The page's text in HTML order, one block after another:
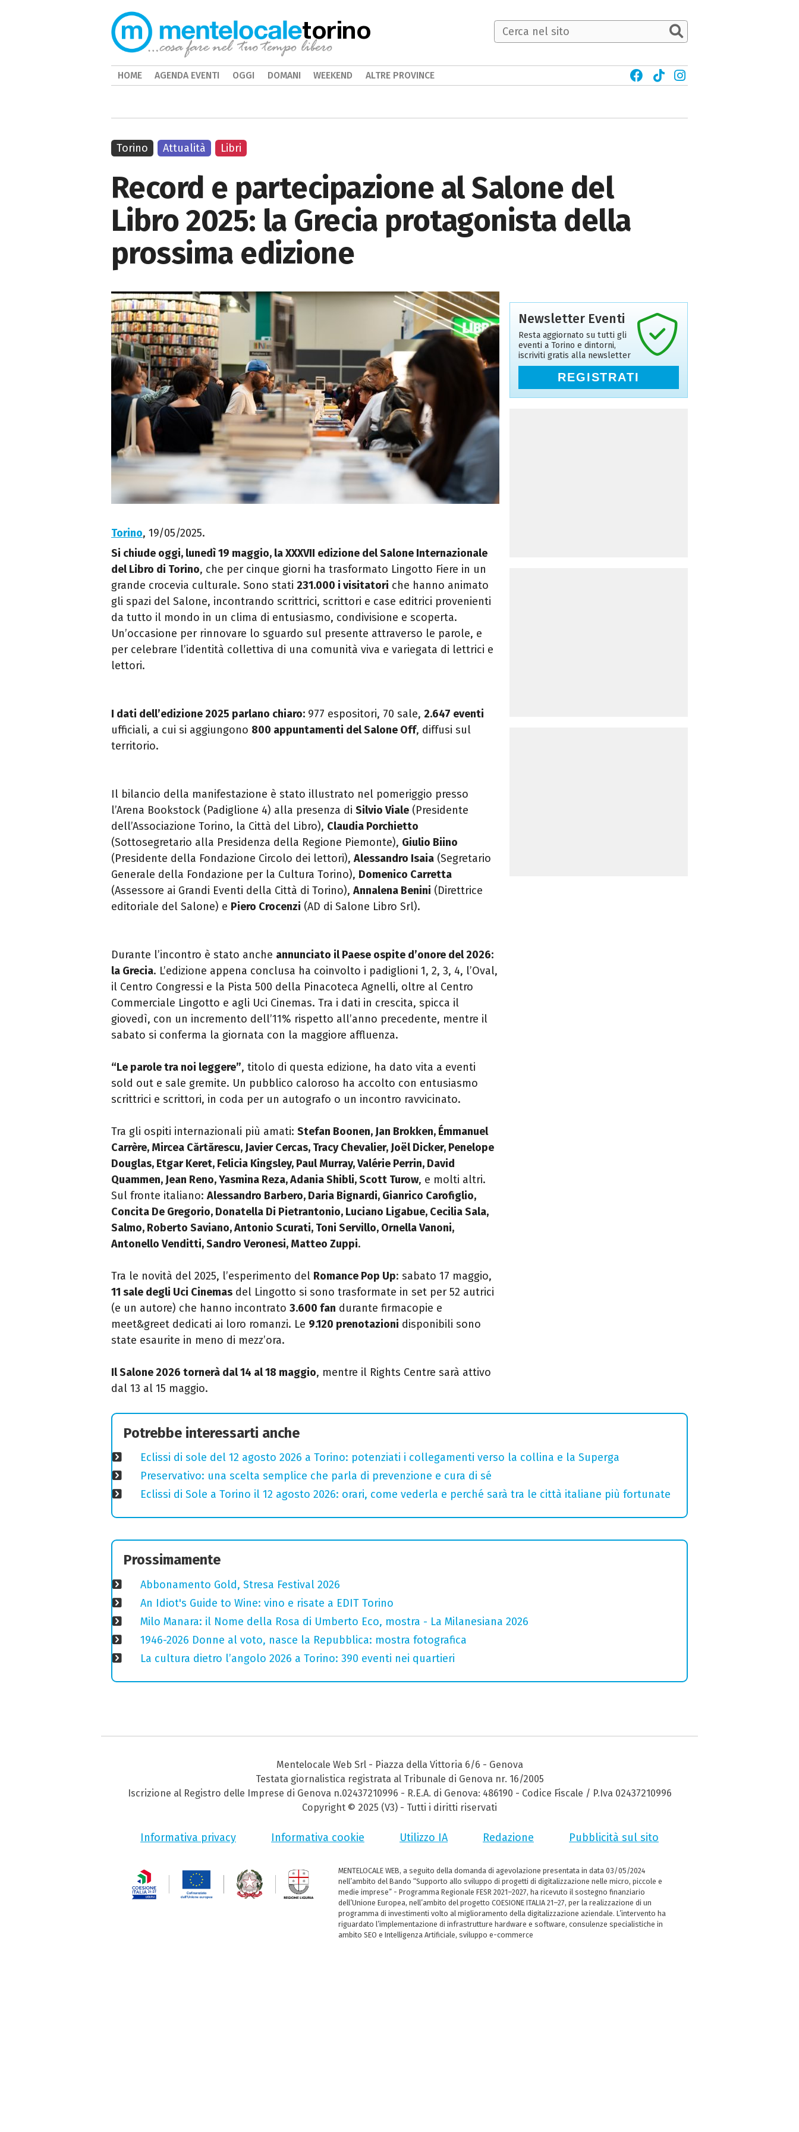
Record e partecipazione al Salone del
Libro 2025: la Grecia protagonista della
prossima edizione
Torino, 19/05/2025.
Si chiude oggi, lunedì 19 maggio, la XXXVII edizione del Salone Internazionale
del Libro di Torino, che per cinque giorni ha trasformato Lingotto Fiere in un
grande crocevia culturale. Sono stati 231.000 i visitatori che hanno animato
gli spazi del Salone, incontrando scrittrici, scrittori e case editrici provenienti
da tutto il mondo in un clima di entusiasmo, condivisione e scoperta.
Un’occasione per rinnovare lo sguardo sul presente attraverso le parole, e
per celebrare l’identità collettiva di una comunità viva e variegata di lettrici e
lettori.
I dati dell’edizione 2025 parlano chiaro: 977 espositori, 70 sale, 2.647 eventi
ufficiali, a cui si aggiungono 800 appuntamenti del Salone Off, diffusi sul
territorio.
Il bilancio della manifestazione è stato illustrato nel pomeriggio presso
l’Arena Bookstock (Padiglione 4) alla presenza di Silvio Viale (Presidente
dell’Associazione Torino, la Città del Libro), Claudia Porchietto
(Sottosegretario alla Presidenza della Regione Piemonte), Giulio Biino
(Presidente della Fondazione Circolo dei lettori), Alessandro Isaia (Segretario
Generale della Fondazione per la Cultura Torino), Domenico Carretta
(Assessore ai Grandi Eventi della Città di Torino), Annalena Benini (Direttrice
editoriale del Salone) e Piero Crocenzi (AD di Salone Libro Srl).
Durante l’incontro è stato anche annunciato il Paese ospite d’onore del 2026:
la Grecia. L’edizione appena conclusa ha coinvolto i padiglioni 1, 2, 3, 4, l’Oval,
il Centro Congressi e la Pista 500 della Pinacoteca Agnelli, oltre al Centro
Commerciale Lingotto e agli Uci Cinemas. Tra i dati in crescita, spicca il
giovedì, con un incremento dell’11% rispetto all’anno precedente, mentre il
sabato si conferma la giornata con la maggiore affluenza.
“Le parole tra noi leggere”, titolo di questa edizione, ha dato vita a eventi
sold out e sale gremite. Un pubblico caloroso ha accolto con entusiasmo
scrittrici e scrittori, in coda per un autografo o un incontro ravvicinato.
Tra gli ospiti internazionali più amati: Stefan Boonen, Jan Brokken, Émmanuel
Carrère, Mircea Cărtărescu, Javier Cercas, Tracy Chevalier, Joël Dicker, Penelope
Douglas, Etgar Keret, Felicia Kingsley, Paul Murray, Valérie Perrin, David
Quammen, Jean Reno, Yasmina Reza, Adania Shibli, Scott Turow, e molti altri.
Sul fronte italiano: Alessandro Barbero, Daria Bignardi, Gianrico Carofiglio,
Concita De Gregorio, Donatella Di Pietrantonio, Luciano Ligabue, Cecilia Sala,
Salmo, Roberto Saviano, Antonio Scurati, Toni Servillo, Ornella Vanoni,
Antonello Venditti, Sandro Veronesi, Matteo Zuppi.
Tra le novità del 2025, l’esperimento del Romance Pop Up: sabato 17 maggio,
11 sale degli Uci Cinemas del Lingotto si sono trasformate in set per 52 autrici
(e un autore) che hanno incontrato 3.600 fan durante firmacopie e
meet&greet dedicati ai loro romanzi. Le 9.120 prenotazioni disponibili sono
state esaurite in meno di mezz’ora.
Il Salone 2026 tornerà dal 14 al 18 maggio, mentre il Rights Centre sarà attivo
dal 13 al 15 maggio.
Torino Attualità Libri
Newsletter Eventi
Resta aggiornato su tutti gli
eventi a Torino e dintorni,
iscriviti gratis alla newsletter
REGISTRATI
Potrebbe interessarti anche
Eclissi di sole del 12 agosto 2026 a Torino: potenziati i collegamenti verso la collina e la Superga
Preservativo: una scelta semplice che parla di prevenzione e cura di sé
Eclissi di Sole a Torino il 12 agosto 2026: orari, come vederla e perché sarà tra le città italiane più fortunate
Prossimamente
Abbonamento Gold, Stresa Festival 2026
An Idiot's Guide to Wine: vino e risate a EDIT Torino
Milo Manara: il Nome della Rosa di Umberto Eco, mostra - La Milanesiana 2026
1946-2026 Donne al voto, nasce la Repubblica: mostra fotografica
La cultura dietro l’angolo 2026 a Torino: 390 eventi nei quartieri
torino
HOME AGENDA EVENTI OGGI DOMANI WEEKEND ALTRE PROVINCE
Mentelocale Web Srl - Piazza della Vittoria 6/6 - Genova
Testata giornalistica registrata al Tribunale di Genova nr. 16/2005
Iscrizione al Registro delle Imprese di Genova n.02437210996 - R.E.A. di Genova: 486190 - Codice Fiscale / P.Iva 02437210996
Copyright © 2025 (V3) - Tutti i diritti riservati
Informativa privacy Informativa cookie Utilizzo IA Redazione Pubblicità sul sito
MENTELOCALE WEB, a seguito della domanda di agevolazione presentata in data 03/05/2024
nell’ambito del Bando “Supporto allo sviluppo di progetti di digitalizzazione nelle micro, piccole e
medie imprese” - Programma Regionale FESR 2021–2027, ha ricevuto il sostegno finanziario
dell’Unione Europea, nell’ambito del progetto COESIONE ITALIA 21–27, per la realizzazione di un
programma di investimenti volto al miglioramento della digitalizzazione aziendale. L’intervento ha
riguardato l’implementazione di infrastrutture hardware e software, consulenze specialistiche in
ambito SEO e Intelligenza Artificiale, sviluppo e-commerce